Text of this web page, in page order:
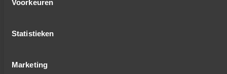
Voorkeuren
Statistieken
Marketing